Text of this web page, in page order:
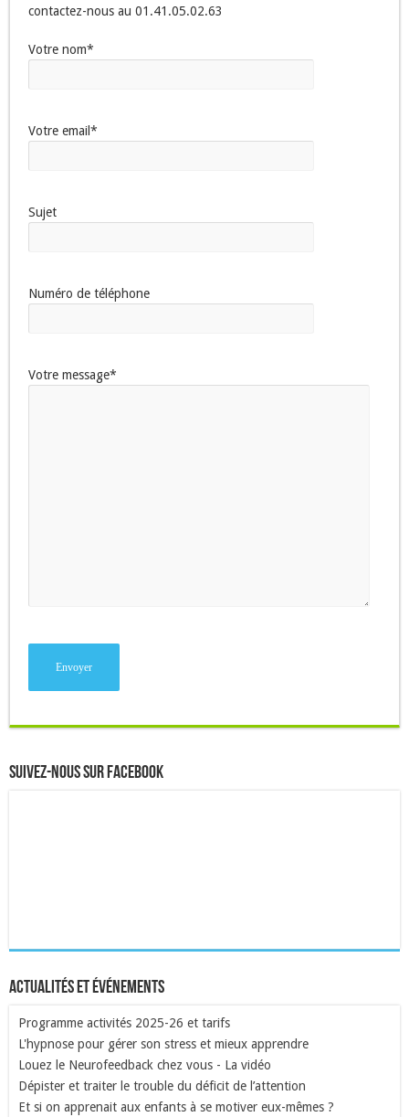
contactez-nous au 01.41.05.02.63
Votre nom*
Votre email*
Sujet
Numéro de téléphone
Votre message*
Suivez-nous sur Facebook
Actualités et événements
Programme activités 2025-26 et tarifs
L'hypnose pour gérer son stress et mieux apprendre
Louez le Neurofeedback chez vous - La vidéo
Dépister et traiter le trouble du déficit de l’attention
Et si on apprenait aux enfants à se motiver eux-mêmes ?